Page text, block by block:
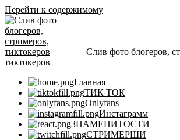
Перейти к содержимому
Слив фото блогеров,
тиктокеров
Главная
ТИК ТОК
Onlyfans
Инстаграмм
ЗНАМЕНИТОСТИ
СТРИМЕРШИ